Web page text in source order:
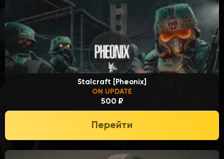
Stalcraft [Pheonix]
ON UPDATE
500 ₽
Перейти